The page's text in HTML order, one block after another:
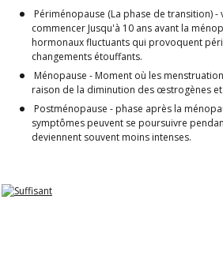
Périménopause (La phase de transition) -
commencer Jusqu'à 10 ans avant la
hormonaux fluctuants qui provoquent
changements étouffants.
Ménopause - Moment où les
raison de la diminution des œstrogènes
Postménopause - phase après la
symptômes peuvent se poursuivre
deviennent souvent moins intenses.